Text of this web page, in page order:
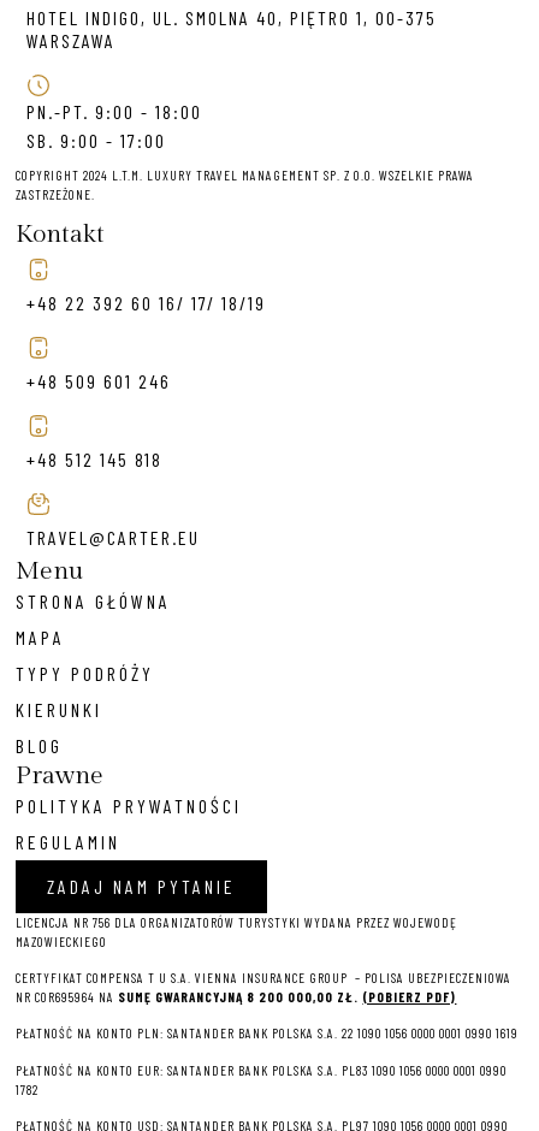
HOTEL INDIGO, UL. SMOLNA 40, PIĘTRO 1, 00-375
WARSZAWA
PN.-PT. 9:00 - 18:00
SB. 9:00 - 17:00
COPYRIGHT 2024 L.T.M. LUXURY TRAVEL MANAGEMENT SP. Z O.O. WSZELKIE PRAWA
ZASTRZEŻONE.
Kontakt
+48 22 392 60 16/ 17/ 18/19
+48 509 601 246
+48 512 145 818
TRAVEL@CARTER.EU
Menu
STRONA GŁÓWNA
MAPA
TYPY PODRÓŻY
KIERUNKI
BLOG
Prawne
POLITYKA PRYWATNOŚCI
REGULAMIN
ZADAJ NAM PYTANIE
LICENCJA NR 756 DLA ORGANIZATORÓW TURYSTYKI WYDANA PRZEZ WOJEWODĘ
MAZOWIECKIEGO
CERTYFIKAT COMPENSA T U S.A. VIENNA INSURANCE GROUP – POLISA UBEZPIECZENIOWA
NR COR695964 NA SUMĘ GWARANCYJNĄ 8 200 000,00 ZŁ. (POBIERZ PDF)
PŁATNOŚĆ NA KONTO PLN: SANTANDER BANK POLSKA S.A. 22 1090 1056 0000 0001 0990 1619
PŁATNOŚĆ NA KONTO EUR: SANTANDER BANK POLSKA S.A. PL83 1090 1056 0000 0001 0990
1782
PŁATNOŚĆ NA KONTO USD: SANTANDER BANK POLSKA S.A. PL97 1090 1056 0000 0001 0990